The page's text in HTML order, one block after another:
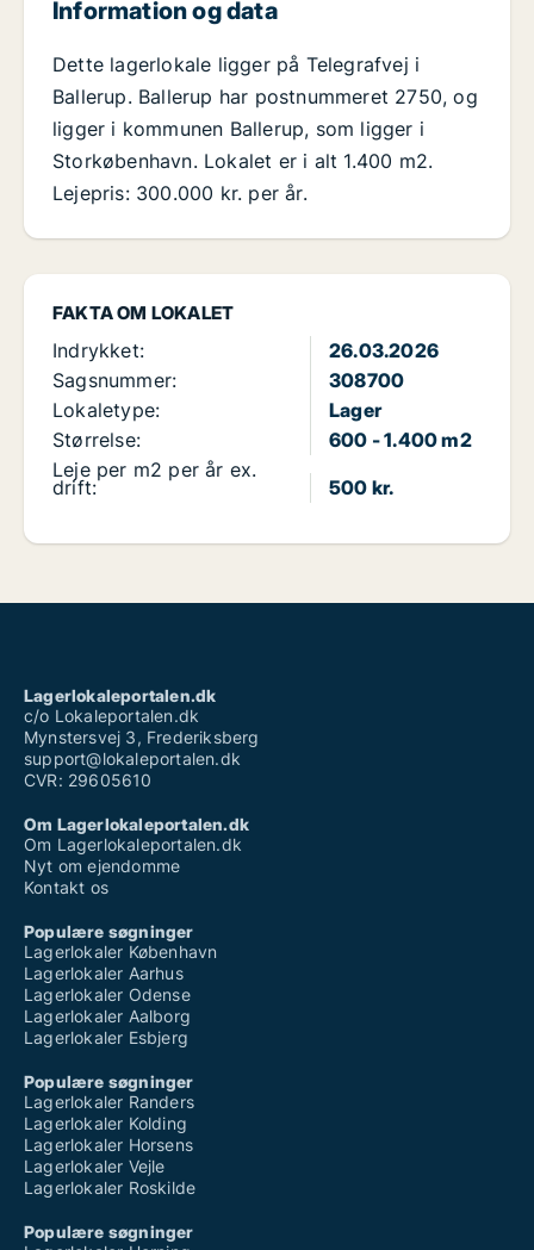
FAKTA OM LOKALET
Indrykket:
26.03.2026
Sagsnummer:
308700
Lokaletype:
Lager
Størrelse:
600 - 1.400 m2
Leje per m2 per år ex.
drift: 500 kr.
Information og data
Dette lagerlokale ligger på Telegrafvej i
Ballerup. Ballerup har postnummeret 2750, og
ligger i kommunen Ballerup, som ligger i
Storkøbenhavn. Lokalet er i alt 1.400 m2.
Lejepris: 300.000 kr. per år.
Lagerlokaleportalen.dk
c/o Lokaleportalen.dk
Mynstersvej 3, Frederiksberg
support@lokaleportalen.dk
CVR: 29605610
Om Lagerlokaleportalen.dk
Om Lagerlokaleportalen.dk
Nyt om ejendomme
Kontakt os
Populære søgninger
Lagerlokaler København
Lagerlokaler Aarhus
Lagerlokaler Odense
Lagerlokaler Aalborg
Lagerlokaler Esbjerg
Populære søgninger
Lagerlokaler Randers
Lagerlokaler Kolding
Lagerlokaler Horsens
Lagerlokaler Vejle
Lagerlokaler Roskilde
Populære søgninger